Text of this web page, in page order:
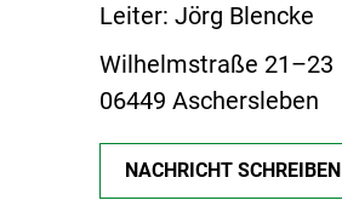
Leiter: Jörg Blencke
Wilhelmstraße 21–23
06449 Aschersleben
NACHRICHT SCHREIBEN